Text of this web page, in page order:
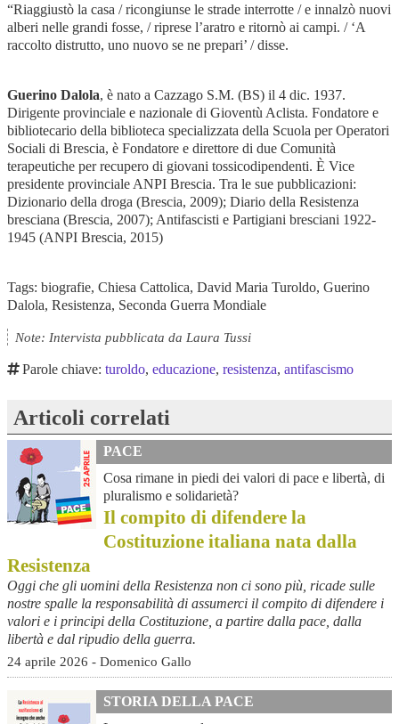
“Riaggiustò la casa / ricongiunse le strade interrotte / e innalzò nuovi
alberi nelle grandi fosse, / riprese l’aratro e ritornò ai campi. / ‘A
raccolto distrutto, uno nuovo se ne prepari’ / disse.
Guerino Dalola, è nato a Cazzago S.M. (BS) il 4 dic. 1937.
Dirigente provinciale e nazionale di Gioventù Aclista. Fondatore e
bibliotecario della biblioteca specializzata della Scuola per Operatori
Sociali di Brescia, è Fondatore e direttore di due Comunità
terapeutiche per recupero di giovani tossicodipendenti. È Vice
presidente provinciale ANPI Brescia. Tra le sue pubblicazioni:
Dizionario della droga (Brescia, 2009); Diario della Resistenza
bresciana (Brescia, 2007); Antifascisti e Partigiani bresciani 1922-
1945 (ANPI Brescia, 2015)
Tags: biografie, Chiesa Cattolica, David Maria Turoldo, Guerino
Dalola, Resistenza, Seconda Guerra Mondiale
Note: Intervista pubblicata da Laura Tussi
Parole chiave:turoldo,educazione,resistenza,antifascismo
Articoli correlati
PACE
Cosa rimane in piedi dei valori di pace e libertà, di
pluralismo e solidarietà?
Il compito di difendere la
Costituzione italiana nata dalla
Resistenza
Oggi che gli uomini della Resistenza non ci sono più, ricade sulle
nostre spalle la responsabilità di assumerci il compito di difendere i
valori e i principi della Costituzione, a partire dalla pace, dalla
libertà e dal ripudio della guerra.
24 aprile 2026 - Domenico Gallo
STORIA DELLA PACE